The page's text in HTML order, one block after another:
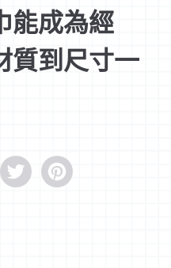
能成為經
質到尺寸一
Twitter Pinterest